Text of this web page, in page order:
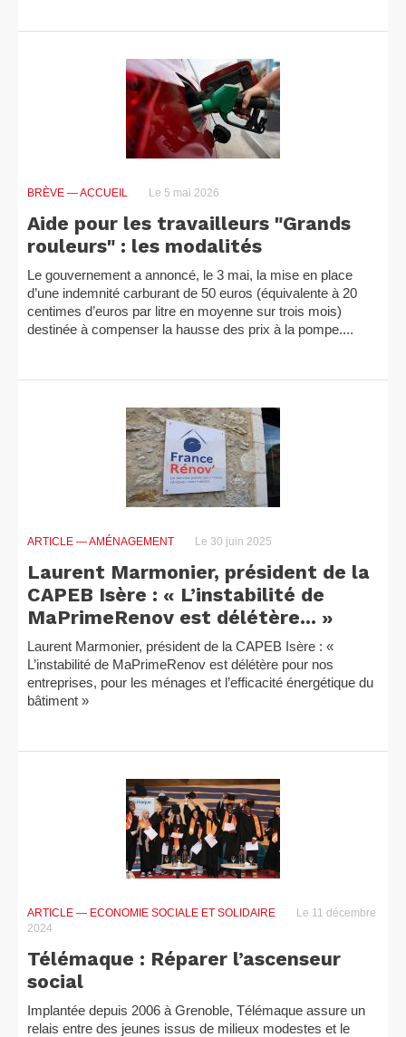
BRÈVE — ACCUEIL Le 5 mai 2026
Aide pour les travailleurs "Grands
rouleurs" : les modalités
Le gouvernement a annoncé, le 3 mai, la mise en place
d’une indemnité carburant de 50 euros (équivalente à 20
centimes d’euros par litre en moyenne sur trois mois)
destinée à compenser la hausse des prix à la pompe....
ARTICLE — AMÉNAGEMENT Le 30 juin 2025
Laurent Marmonier, président de la
CAPEB Isère : « L’instabilité de
MaPrimeRenov est délétère... »
Laurent Marmonier, président de la CAPEB Isère : «
L’instabilité de MaPrimeRenov est délétère pour nos
entreprises, pour les ménages et l’efficacité énergétique du
bâtiment »
ARTICLE — ECONOMIE SOCIALE ET SOLIDAIRE
Le 11 décembre
2024
Télémaque : Réparer l’ascenseur
social
Implantée depuis 2006 à Grenoble, Télémaque assure un
relais entre des jeunes issus de milieux modestes et le